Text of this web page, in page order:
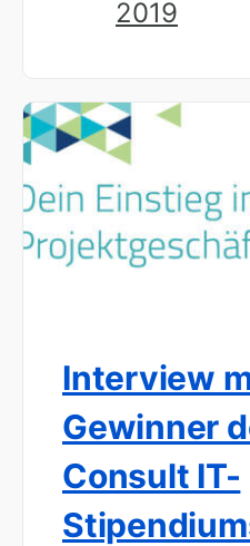
2019
Interview
Gewinner
Consult IT-